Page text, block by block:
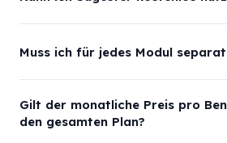
Muss ich für jedes Modul
Gilt der monatliche Preis pro
den gesamten Plan?